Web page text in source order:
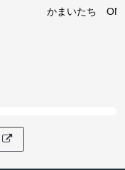
かまいたち